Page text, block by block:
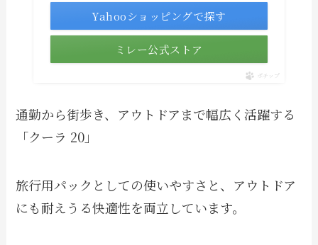
Yahooショッピングで探す
ミレー公式ストア
ポチップ
通勤から街歩き、アウトドアまで幅広く活躍する
「クーラ 20」
旅行用パックとしての使いやすさと、アウトドア
にも耐えうる快適性を両立しています。